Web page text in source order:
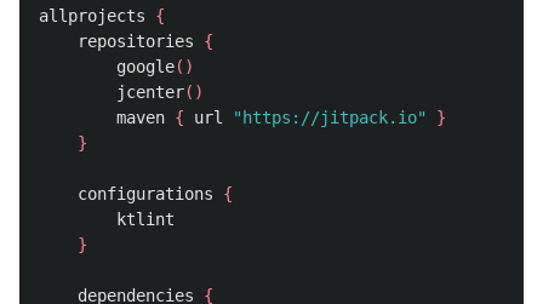
allprojects
{
repositories
{
google()
jcenter()
maven { url "https://jitpack.io"
}
}
configurations
{
ktlint
}
dependencies
{